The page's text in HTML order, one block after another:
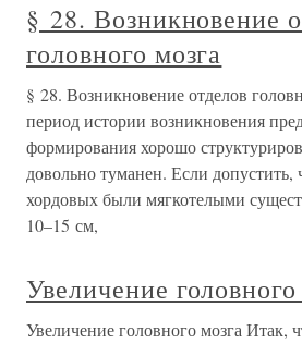
§ 28. Возникновение
головного мозга
§ 28. Возникновение отделов
период истории возникновения
формирования хорошо
довольно туманен. Если
хордовых были мягкотелыми
10–15 см,
Увеличение
Увеличение головного мозга Итак,